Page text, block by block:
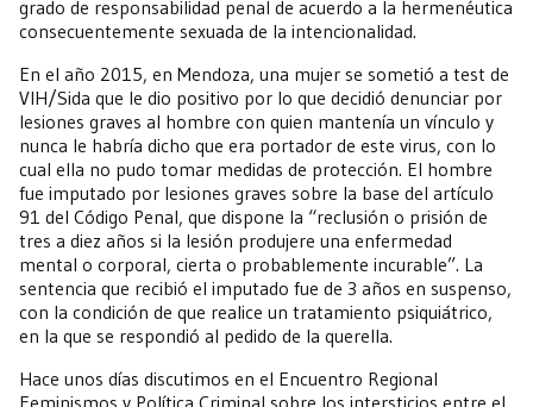
grado de responsabilidad penal de acuerdo a la hermenéutica
consecuentemente sexuada de la intencionalidad.
En el año 2015, en Mendoza, una mujer se sometió a test de
VIH/Sida que le dio positivo por lo que decidió denunciar por
lesiones graves al hombre con quien mantenía un vínculo y
nunca le habría dicho que era portador de este virus, con lo
cual ella no pudo tomar medidas de protección. El hombre
fue imputado por lesiones graves sobre la base del artículo
91 del Código Penal, que dispone la “reclusión o prisión de
tres a diez años si la lesión produjere una enfermedad
mental o corporal, cierta o probablemente incurable”. La
sentencia que recibió el imputado fue de 3 años en suspenso,
con la condición de que realice un tratamiento psiquiátrico,
en la que se respondió al pedido de la querella.
Hace unos días discutimos en el Encuentro Regional
Feminismos y Política Criminal sobre los intersticios entre el